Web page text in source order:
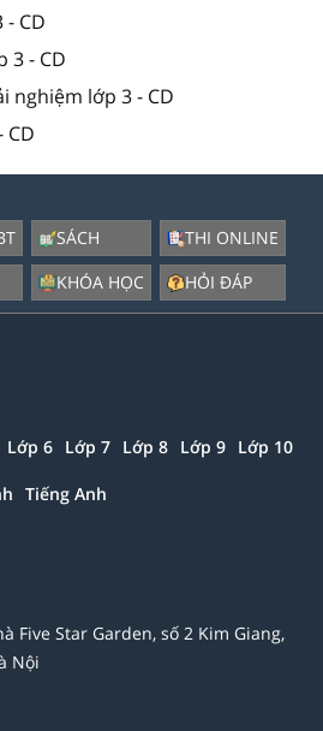
CD
3 - CD
nghiệm lớp 3 - CD
CD
SÁCH
KHÓA HỌC
THI ONLINE
HỎI ĐÁP
Lớp 6 Lớp 7 Lớp 8 Lớp 9 Lớp 10
Tiếng Anh
Five Star Garden, số 2 Kim Giang,
Nội